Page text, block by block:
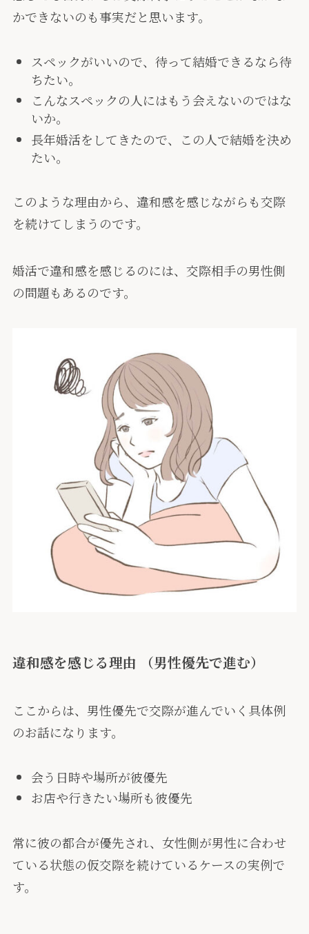
かできないのも事実だと思います。
スペックがいいので、待って結婚できるなら待
ちたい。
こんなスペックの人にはもう会えないのではな
いか。
長年婚活をしてきたので、この人で結婚を決め
たい。
このような理由から、違和感を感じながらも交際
を続けてしまうのです。
婚活で違和感を感じるのには、交際相手の男性側
の問題もあるのです。
違和感を感じる理由 （男性優先で進む）
ここからは、男性優先で交際が進んでいく具体例
のお話になります。
会う日時や場所が彼優先
お店や行きたい場所も彼優先
常に彼の都合が優先され、女性側が男性に合わせ
ている状態の仮交際を続けているケースの実例で
す。